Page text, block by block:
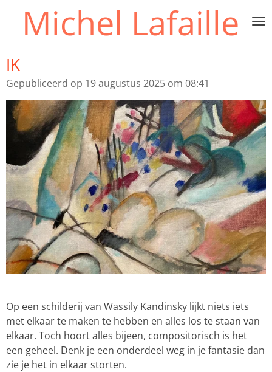
direct
hoofdinhoud
Michel Lafaille
IK
Gepubliceerd op 19 augustus 2025 om 08:41
Op een schilderij van Wassily Kandinsky lijkt niets iets
met elkaar te maken te hebben en alles los te staan van
elkaar. Toch hoort alles bijeen, compositorisch is het
een geheel. Denk je een onderdeel weg in je fantasie dan
zie je het in elkaar storten.